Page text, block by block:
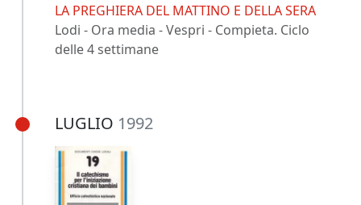
LA PREGHIERA DEL MATTINO E DELLA SERA
Lodi - Ora media - Vespri - Compieta. Ciclo
delle 4 settimane
LUGLIO 1992